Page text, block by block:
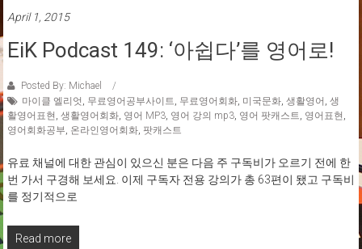
April 1, 2015
EiK Podcast 149: ‘아쉽다’를 영어로!
Posted By: Michael
마이클 엘리엇 , 무료영어공부사이트, 무료영어회화, 미국문화, 생활영어 , 생
활영어표현 , 생활영어회화, 영어 MP3, 영어 강의 mp3, 영어 팟캐스트, 영어표현 ,
영어회화공부, 온라인영어회화, 팟캐스트
유료 채널에 대한 관심이 있으신 분은 다음 주 구독비가 오르기 전에 한
번 가서 구경해 보세요. 이제 구독자 전용 강의가 총 63편이 됐고 구독비
를 정기적으로
Read more